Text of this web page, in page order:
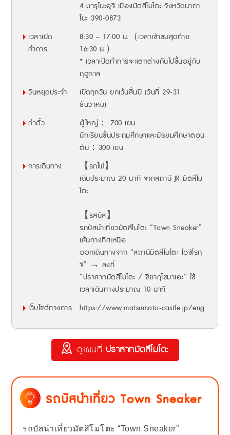
4 มารุโนะอุจิ เมืองมัตสึโมโตะ จังหวัดนากา
โนะ 390-0873
เวลาเปิด
ทำการ
8:30 – 17:00 น.（เวลาเข้าชมสุดท้าย
16:30 น.）
* เวลาเปิดทำการจะแตกต่างกันไปขึ้นอยู่กับ
ฤดูกาล
วันหยุดประจำ
เปิดทุกวัน ยกเว้นสิ้นปี (วันที่ 29-31
ธันวาคม)
ค่าตั๋ว
ผู้ใหญ่： 700 เยน
นักเรียนชั้นประถมศึกษาและมัธยมศึกษาตอน
ต้น：300 เยน
การเดินทาง
【รถไฟ】
เดินประมาณ 20 นาที จากสถานี JR มัตสึโม
โตะ
【รสบัส】
รถบัสนำเที่ยวมัตสึโมโตะ “Town Sneaker”
เส้นทางทิศเหนือ
ออกเดินทางจาก “สถานีมัตสึโมโตะ โอชิโรกุ
จิ” → ลงที่
“ปราสาทมัตสึโมโตะ / ชิยาคุโชมาเอะ” ใช้
เวลาเดินทางประมาณ 10 นาที
เว็บไซต์ทางการ
https://www.matsumoto-castle.jp/eng
ดูแผนที่ ปราสาทมัตสึโมโตะ
รถบัสนำเที่ยว Town Sneaker
รถบัสนำเที่ยวมัตสึโมโตะ “Town Sneaker”